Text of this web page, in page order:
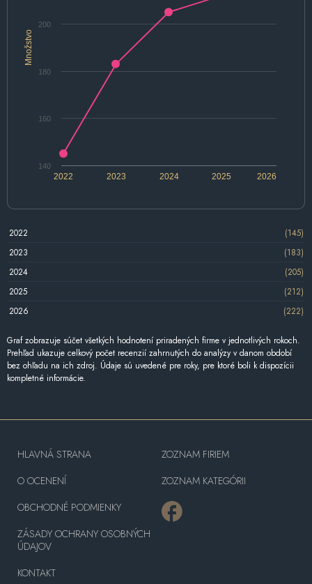
Množstvo
2022 2024 2026
2023 2025
140
160
180
200
2022
(145)
2023
(183)
2024
(205)
2025
(212)
2026
(222)
Graf zobrazuje súčet všetkých hodnotení priradených firme v jednotlivých rokoch.
Prehľad ukazuje celkový počet recenzií zahrnutých do analýzy v danom období
bez ohľadu na ich zdroj. Údaje sú uvedené pre roky, pre ktoré boli k dispozícii
kompletné informácie.
HLAVNÁ STRANA
O OCENENÍ
OBCHODNÉ PODMIENKY
ZÁSADY OCHRANY OSOBNÝCH
ÚDAJOV
KONTAKT
ZOZNAM FIRIEM
ZOZNAM KATEGÓRII